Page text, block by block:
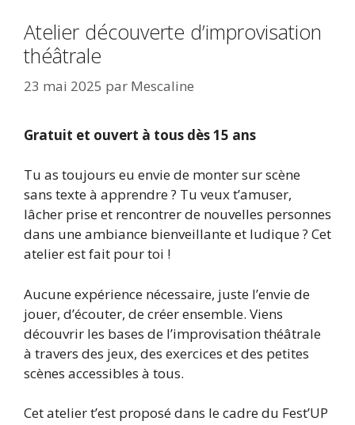
Atelier découverte d’improvisation
théâtrale
23 mai 2025 par Mescaline
Gratuit et ouvert à tous dès 15 ans
Tu as toujours eu envie de monter sur scène
sans texte à apprendre ? Tu veux t’amuser,
lâcher prise et rencontrer de nouvelles personnes
dans une ambiance bienveillante et ludique ? Cet
atelier est fait pour toi !
Aucune expérience nécessaire, juste l’envie de
jouer, d’écouter, de créer ensemble. Viens
découvrir les bases de l’improvisation théâtrale
à travers des jeux, des exercices et des petites
scènes accessibles à tous.
Cet atelier t’est proposé dans le cadre du Fest’UP